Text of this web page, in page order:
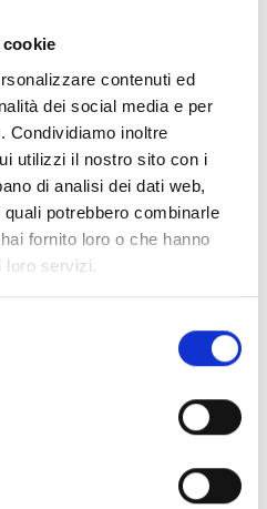
contenuti ed
dei social media e per
Condividiamo inoltre
utilizzi il nostro sito con i
di analisi dei dati web,
potrebbero combinarle
fornito loro o che hanno
loro servizi.
2024/06/25/la-
definizione-e-tratti-generali
esaminata dal Tribunale di
2024
relativi la
mancato pagamento era
di beneficiare dello sconto in